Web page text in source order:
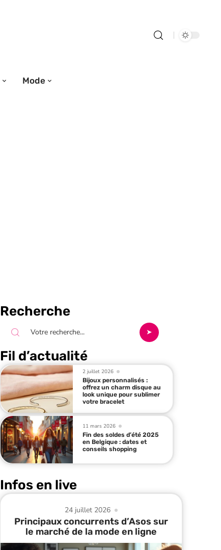
Mode
Recherche
Fil d’actualité
2 juillet 2026
Bijoux personnalisés :
offrez un charm disque au
look unique pour sublimer
votre bracelet
11 mars 2026
Fin des soldes d’été 2025
en Belgique : dates et
conseils shopping
Infos en live
24 juillet 2026
Principaux concurrents d’Asos sur
le marché de la mode en ligne